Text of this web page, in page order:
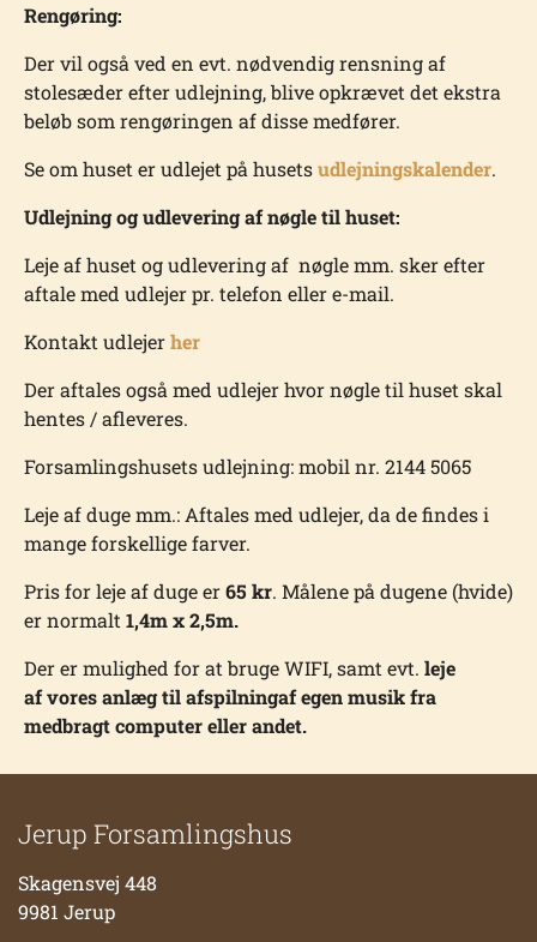
Rengøring:
Der vil også ved en evt. nødvendig rensning af
stolesæder efter udlejning, blive opkrævet det ekstra
beløb som rengøringen af disse medfører.
Se om huset er udlejet på husetsudlejningskalender.
Udlejning og udlevering af nøgle til huset:
Leje af huset og udlevering af nøgle mm. sker efter
aftale med udlejer pr. telefon eller e-mail.
Kontakt udlejerher
Der aftales også med udlejer hvor nøgle til huset skal
hentes / afleveres.
Forsamlingshusets udlejning: mobil nr. 2144 5065
Leje af duge mm.: Aftales med udlejer, da de findes i
mange forskellige farver.
Pris for leje af duge er65 kr. Målene på dugene (hvide)
er normalt 1,4m x 2,5m.
Der er mulighed for at bruge WIFI, samt evt. leje
af vores anlæg til afspilningaf egen musik fra
medbragt computer eller andet.
Jerup Forsamlingshus
Skagensvej 448
9981 Jerup